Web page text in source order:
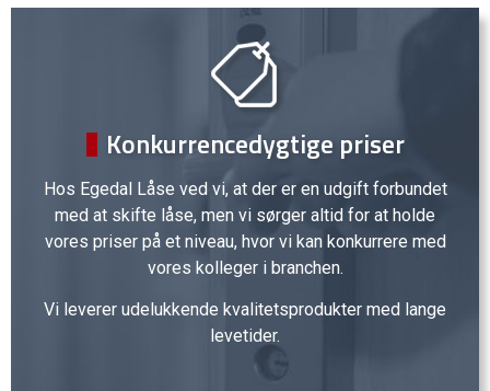
Konkurrencedygtige priser
Hos Egedal Låse ved vi, at der er en udgift forbundet
med at skifte låse, men vi sørger altid for at holde
vores priser på et niveau, hvor vi kan konkurrere med
vores kolleger i branchen.
Vi leverer udelukkende kvalitetsprodukter med lange
levetider.